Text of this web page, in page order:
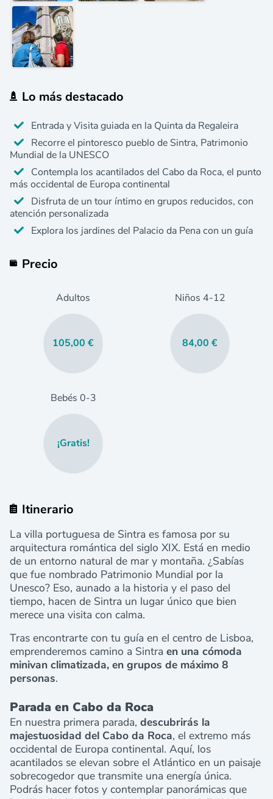
Lo más destacado
Entrada y Visita guiada en la Quinta da Regaleira
Recorre el pintoresco pueblo de Sintra, Patrimonio
Mundial de la UNESCO
Contempla los acantilados del Cabo da Roca, el punto
más occidental de Europa continental
Disfruta de un tour íntimo en grupos reducidos, con
atención personalizada
Explora los jardines del Palacio da Pena con un guía
Precio
Adultos
105,00 €
Niños 4-12
84,00 €
Bebés 0-3
¡Gratis!
Itinerario
La villa portuguesa de Sintra es famosa por su
arquitectura romántica del siglo XIX. Está en medio
de un entorno natural de mar y montaña. ¿Sabías
que fue nombrado Patrimonio Mundial por la
Unesco? Eso, aunado a la historia y el paso del
tiempo, hacen de Sintra un lugar único que bien
merece una visita con calma.
Tras encontrarte con tu guía en el centro de Lisboa,
emprenderemos camino a Sintra en una cómoda
minivan climatizada, en grupos de máximo 8
personas.
Parada en Cabo da Roca
En nuestra primera parada, descubrirás la
majestuosidad del Cabo da Roca, el extremo más
occidental de Europa continental. Aquí, los
acantilados se elevan sobre el Atlántico en un paisaje
sobrecogedor que transmite una energía única.
Podrás hacer fotos y contemplar panorámicas que